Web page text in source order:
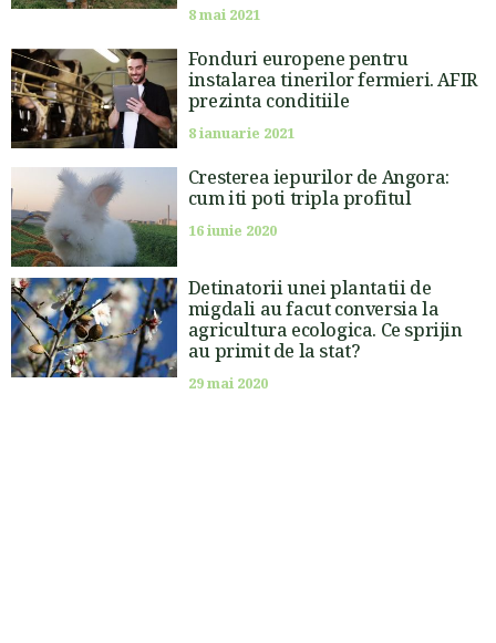
8 mai 2021
Fonduri europene pentru
instalarea tinerilor fermieri. AFIR
prezinta conditiile
8 ianuarie 2021
Cresterea iepurilor de Angora:
cum iti poti tripla profitul
16 iunie 2020
Detinatorii unei plantatii de
migdali au facut conversia la
agricultura ecologica. Ce sprijin
au primit de la stat?
29 mai 2020